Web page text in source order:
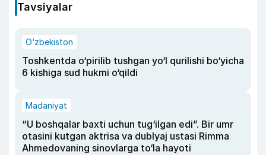
Tavsiyalar
O‘zbekiston
Toshkentda o‘pirilib tushgan yo‘l qurilishi bo‘yicha
6 kishiga sud hukmi o‘qildi
Madaniyat
“U boshqalar baxti uchun tug‘ilgan edi”. Bir umr
otasini kutgan aktrisa va dublyaj ustasi Rimma
Ahmedovaning sinovlarga to‘la hayoti